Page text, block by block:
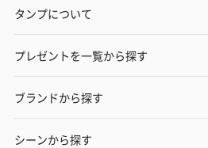
タンプについて
プレゼントを一覧から探す
ブランドから探す
シーンから探す